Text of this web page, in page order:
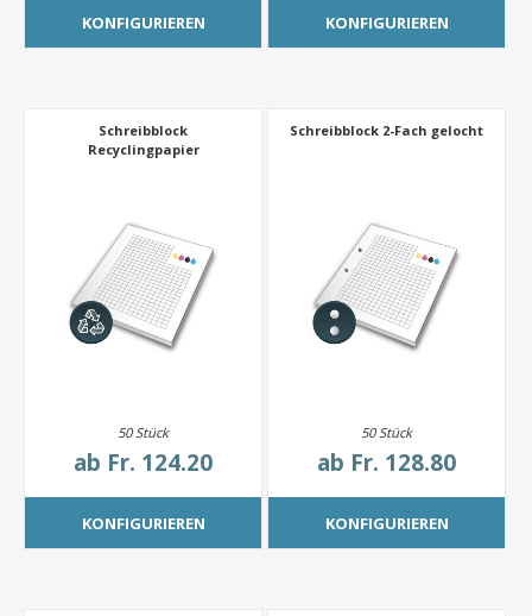
KONFIGURIEREN KONFIGURIEREN
Schreibblock
Recyclingpapier
50 Stück
ab Fr. 124.20
KONFIGURIEREN
Schreibblock 2-Fach gelocht
50 Stück
ab Fr. 128.80
KONFIGURIEREN